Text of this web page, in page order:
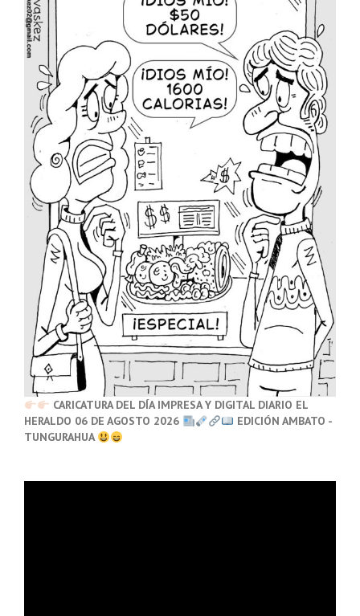
CARICATURA DEL DÍA IMPRESA Y DIGITAL DIARIO EL
HERALDO 06 DE AGOSTO 2026
EDICIÓN AMBATO -
TUNGURAHUA